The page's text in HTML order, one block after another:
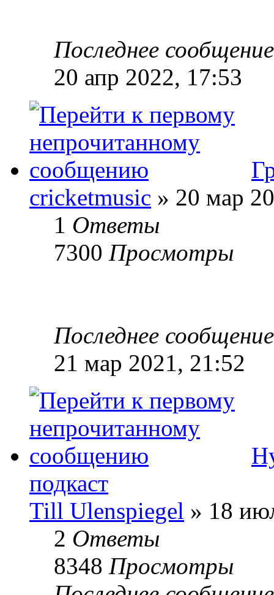
Последнее
20 апр 2022, 17:53
cricketmusic » 20 мар
1 Ответы
7300 Просмотры
Последнее
21 мар 2021, 21:52
подкаст
Till Ulenspiegel » 18
2 Ответы
8348 Просмотры